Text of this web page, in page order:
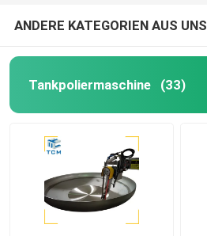
ANDERE KATEGORIEN AUS UNS
Tankpoliermaschine (33)